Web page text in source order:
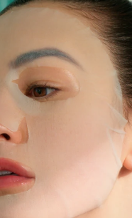
Zaloguj
Profil użytkownika
Moje urządzenia
Moje zamówienia
Moje subskrypcje
Español
Português
Русский
繁體中文